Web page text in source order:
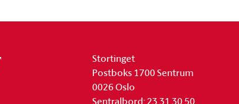
Stortinget
Postboks 1700 Sentrum
0026 Oslo
Sentralbord: 23 31 30 50